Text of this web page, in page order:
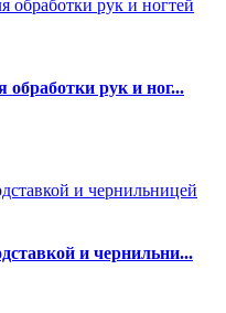
обработки рук и ног...
и чернильни...